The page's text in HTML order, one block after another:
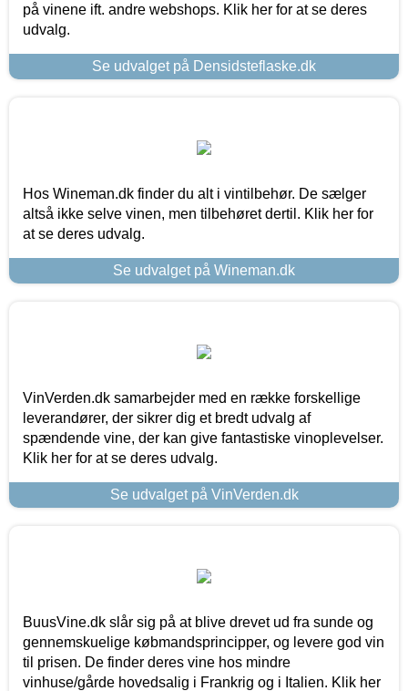
på vinene ift. andre webshops. Klik her for at se deres
udvalg.
Se udvalget på Densidsteflaske.dk
Hos Wineman.dk finder du alt i vintilbehør. De sælger
altså ikke selve vinen, men tilbehøret dertil. Klik her for
at se deres udvalg.
Se udvalget på Wineman.dk
VinVerden.dk samarbejder med en række forskellige
leverandører, der sikrer dig et bredt udvalg af
spændende vine, der kan give fantastiske vinoplevelser.
Klik her for at se deres udvalg.
Se udvalget på VinVerden.dk
BuusVine.dk slår sig på at blive drevet ud fra sunde og
gennemskuelige købmandsprincipper, og levere god vin
til prisen. De finder deres vine hos mindre
vinhuse/gårde hovedsalig i Frankrig og i Italien. Klik her